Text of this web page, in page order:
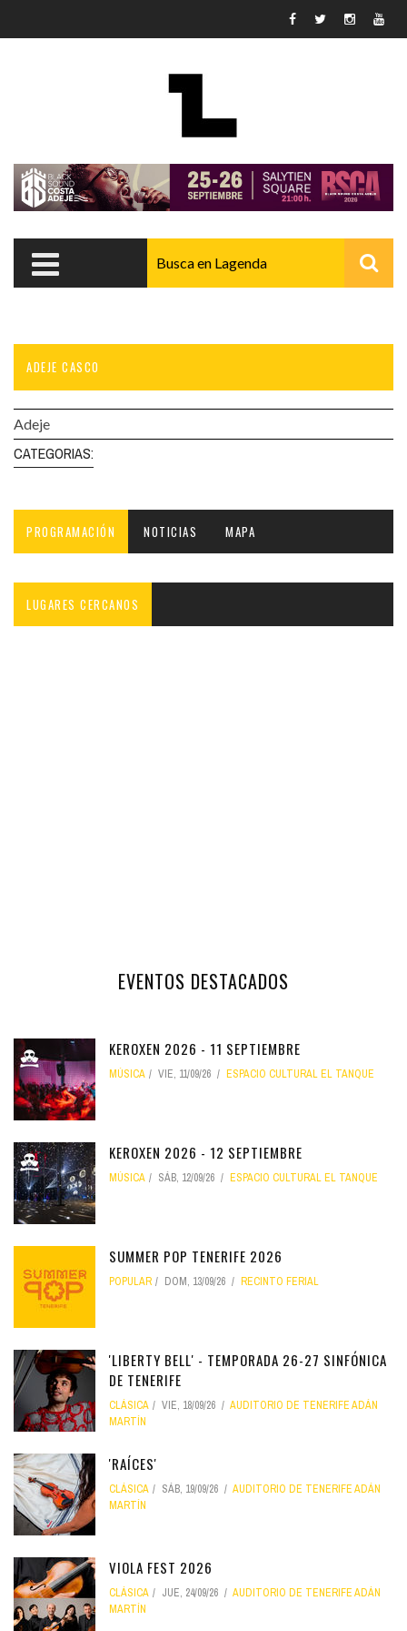
ADEJE CASCO
Adeje
CATEGORIAS:
PROGRAMACIÓN NOTICIAS MAPA
LUGARES CERCANOS
EVENTOS DESTACADOS
KEROXEN 2026 - 11 SEPTIEMBRE
MÚSICA VIE, 11/09/26 ESPACIO CULTURAL EL TANQUE
KEROXEN 2026 - 12 SEPTIEMBRE
MÚSICA SÁB, 12/09/26 ESPACIO CULTURAL EL TANQUE
SUMMER POP TENERIFE 2026
POPULAR DOM, 13/09/26 RECINTO FERIAL
'LIBERTY BELL' - TEMPORADA 26-27 SINFÓNICA
DE TENERIFE
CLÁSICA VIE, 18/09/26
AUDITORIO DE TENERIFE ADÁN
MARTÍN
'RAÍCES'
CLÁSICA SÁB, 19/09/26
AUDITORIO DE TENERIFE ADÁN
MARTÍN
VIOLA FEST 2026
CLÁSICA JUE, 24/09/26
AUDITORIO DE TENERIFE ADÁN
MARTÍN